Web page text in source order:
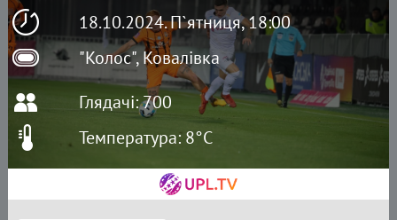
18.10.2024. П`ятниця, 18:00
"Колос", Ковалівка
Глядачі: 700
Температура: 8°C